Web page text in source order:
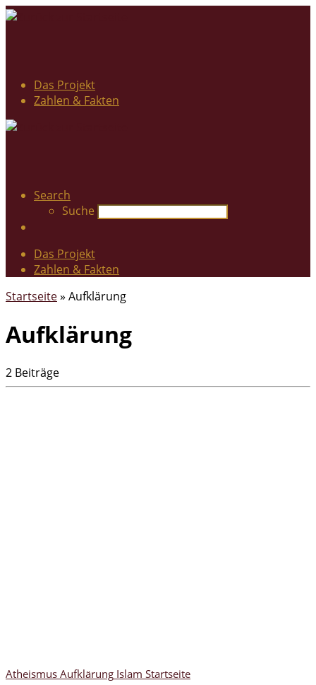
Das Projekt
Zahlen & Fakten
Search
Suche
Das Projekt
Zahlen & Fakten
Startseite» Aufklärung
Aufklärung
2 Beiträge
Atheismus Aufklärung Islam Startseite